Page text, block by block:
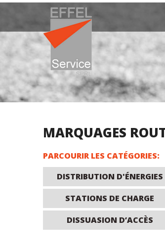
Skip to navigation
Aller au contenu principal
MARQUAGES
PARCOURIR LES CATÉGORIES:
DISTRIBUTION D'ÉNERGIES
STATIONS DE CHARGE
DISSUASION D’ACCÈS